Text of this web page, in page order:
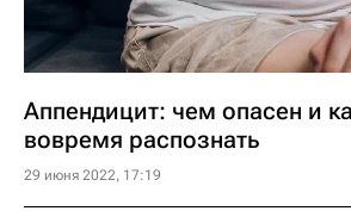
Аппендицит: чем опасен и
вовремя распознать
29 июня 2022, 17:19